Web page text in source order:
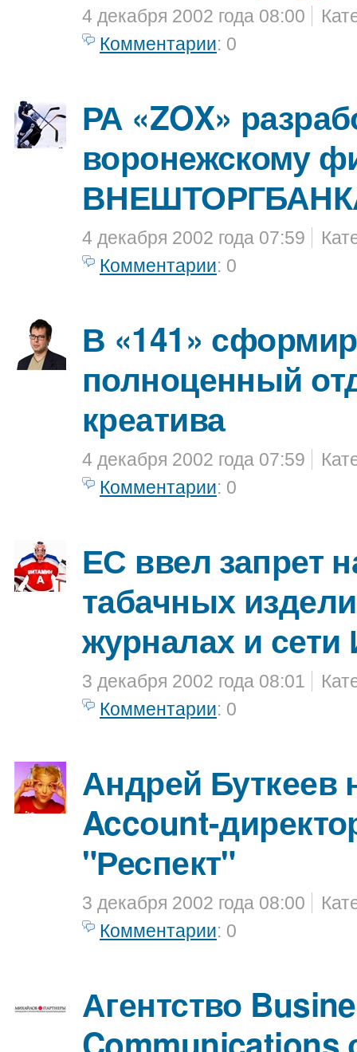
4 декабря 2002 года 08:00
Комментарии: 0
РА «ZOX»
воронежскому
4 декабря 2002 года 07:59
Комментарии: 0
В «141»
полноценный
креатива
4 декабря 2002 года 07:59
Комментарии: 0
ЕС ввел запрет
табачных
журналах и сети
3 декабря 2002 года 08:01
Комментарии: 0
Андрей Буткеев
Accоunt-
"Респект"
3 декабря 2002 года 08:00
Комментарии: 0
Агентство